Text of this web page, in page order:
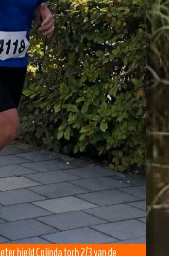
hield Colinda toch 2/3 van de